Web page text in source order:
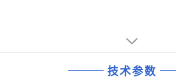
技术参数